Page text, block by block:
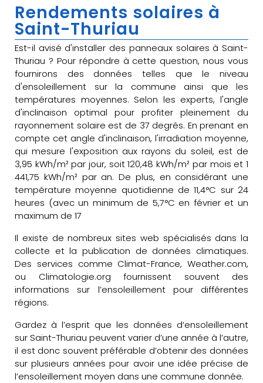
Rendements solaires à
Saint-Thuriau
Est-il avisé d'installer des panneaux solaires à Saint-
Thuriau ? Pour répondre à cette question, nous vous
fournirons des données telles que le niveau
d'ensoleillement sur la commune ainsi que les
températures moyennes. Selon les experts, l'angle
d'inclinaison optimal pour profiter pleinement du
rayonnement solaire est de 37 degrés. En prenant en
compte cet angle d'inclinaison, l'irradiation moyenne,
qui mesure l'exposition aux rayons du soleil, est de
3,95 kWh/m² par jour, soit 120,48 kWh/m² par mois et 1
441,75 kWh/m² par an. De plus, en considérant une
température moyenne quotidienne de 11,4°C sur 24
heures (avec un minimum de 5,7°C en février et un
maximum de 17
Il existe de nombreux sites web spécialisés dans la
collecte et la publication de données climatiques.
Des services comme Climat-France, Weather.com,
ou Climatologie.org fournissent souvent des
informations sur l’ensoleillement pour différentes
régions.
Gardez à l’esprit que les données d’ensoleillement
sur Saint-Thuriau peuvent varier d’une année à l’autre,
il est donc souvent préférable d’obtenir des données
sur plusieurs années pour avoir une idée précise de
l’ensoleillement moyen dans une commune donnée.